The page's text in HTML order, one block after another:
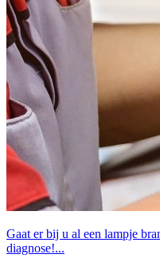
Gaat er bij u al een lampje
diagnose!...